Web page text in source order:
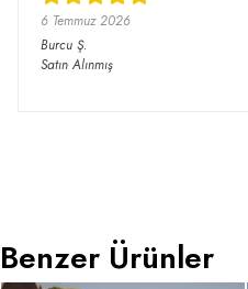
6 Temmuz 2026
Burcu Ş.
Satın Alınmış
Benzer Ürünler